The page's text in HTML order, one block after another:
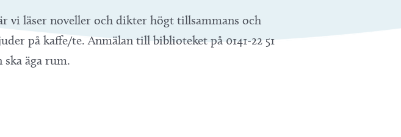
vi läser noveller och dikter högt tillsammans och
på kaffe/te. Anmälan till biblioteket på 0141-22 51
äga rum.